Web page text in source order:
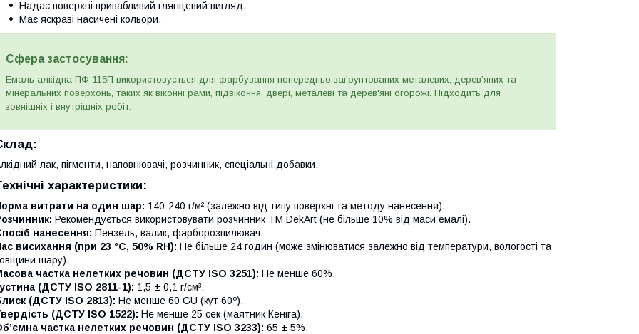
Надає поверхні привабливий глянцевий вигляд.
Має яскраві насичені кольори.
Сфера застосування:
Емаль алкідна ПФ-115П використовується для фарбування попередньо заґрунтованих металевих, дерев’яних та
мінеральних поверхонь, таких як віконні рами, підвіконня, двері, металеві та дерев'яні огорожі. Підходить для
зовнішніх і внутрішніх робіт.
лак, пігменти, наповнювачі, розчинник, спеціальні добавки.
характеристики:
витрати на один шар: 140-240 г/м² (залежно від типу поверхні та методу нанесення).
Рекомендується використовувати розчинник ТМ DekArt (не більше 10% від маси емалі).
нанесення: Пензель, валик, фарборозпилювач.
висихання (при 23 °С, 50% RH): Не більше 24 годин (може змінюватися залежно від температури, вологості та
шару).
частка нелетких речовин (ДСТУ ISO 3251): Не менше 60%.
(ДСТУ ISO 2811-1): 1,5 ± 0,1 г/см³.
(ДСТУ ISO 2813): Не менше 60 GU (кут 60º).
(ДСТУ ISO 1522): Не менше 25 сек (маятник Кеніга).
частка нелетких речовин (ДСТУ ISO 3233): 65 ± 5%.